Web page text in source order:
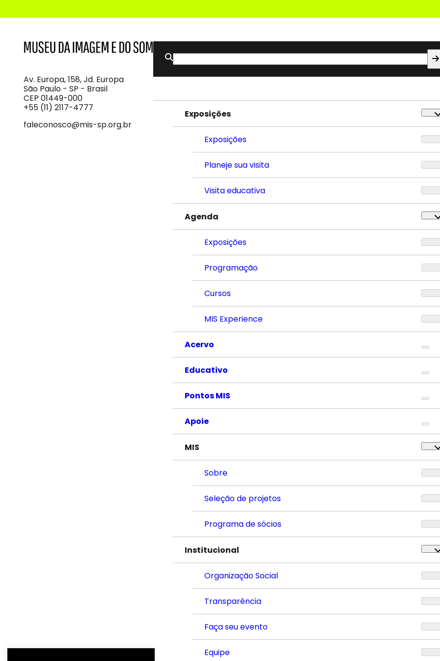
Imagem
e
do
Som
Av. Europa, 158, Jd. Europa
São Paulo - SP - Brasil
CEP 01449-000
+55 (11) 2117-4777
faleconosco@mis-sp.org.br
Buscar
por:
Exposições
Exposições
Planeje sua visita
Visita educativa
Agenda
Exposições
Programação
Cursos
MIS Experience
Acervo
Educativo
Pontos MIS
Apoie
MIS
Sobre
Seleção de projetos
Programa de sócios
Institucional
Organização Social
Transparência
Faça seu evento
Equipe